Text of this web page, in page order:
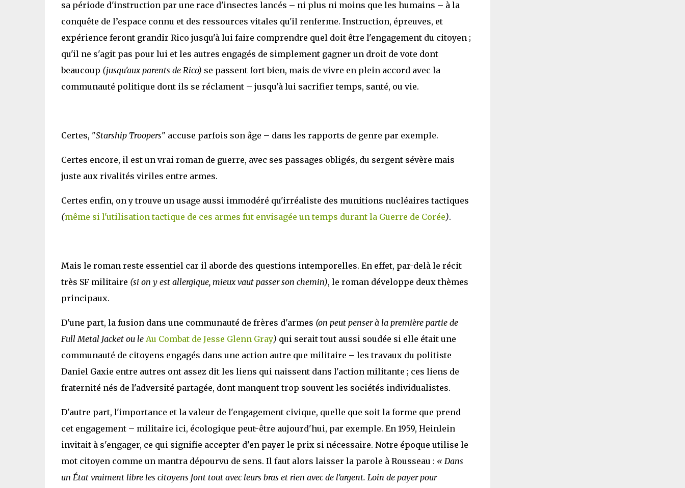
sa période d'instruction par une race d'insectes lancés – ni plus ni moins que les humains – à la
conquête de l’espace connu et des ressources vitales qu'il renferme. Instruction, épreuves, et
expérience feront grandir Rico jusqu'à lui faire comprendre quel doit être l'engagement du citoyen ;
qu'il ne s'agit pas pour lui et les autres engagés de simplement gagner un droit de vote dont
beaucoup (jusqu'aux parents de Rico) se passent fort bien, mais de vivre en plein accord avec la
communauté politique dont ils se réclament – jusqu'à lui sacrifier temps, santé, ou vie.
Certes, "Starship Troopers" accuse parfois son âge – dans les rapports de genre par exemple.
Certes encore, il est un vrai roman de guerre, avec ses passages obligés, du sergent sévère mais
juste aux rivalités viriles entre armes.
Certes enfin, on y trouve un usage aussi immodéré qu'irréaliste des munitions nucléaires tactiques
(même si l'utilisation tactique de ces armes fut envisagée un temps durant la Guerre de Corée).
Mais le roman reste essentiel car il aborde des questions intemporelles. En effet, par-delà le récit
très SF militaire (si on y est allergique, mieux vaut passer son chemin), le roman développe deux thèmes
principaux.
D'une part, la fusion dans une communauté de frères d'armes (on peut penser à la première partie de
Full Metal Jacket ou le Au Combat de Jesse Glenn Gray) qui serait tout aussi soudée si elle était une
communauté de citoyens engagés dans une action autre que militaire – les travaux du politiste
Daniel Gaxie entre autres ont assez dit les liens qui naissent dans l'action militante ; ces liens de
fraternité nés de l'adversité partagée, dont manquent trop souvent les sociétés individualistes.
D'autre part, l'importance et la valeur de l'engagement civique, quelle que soit la forme que prend
cet engagement – militaire ici, écologique peut-être aujourd'hui, par exemple. En 1959, Heinlein
invitait à s'engager, ce qui signifie accepter d'en payer le prix si nécessaire. Notre époque utilise le
mot citoyen comme un mantra dépourvu de sens. Il faut alors laisser la parole à Rousseau : « Dans
un État vraiment libre les citoyens font tout avec leurs bras et rien avec de l’argent. Loin de payer pour